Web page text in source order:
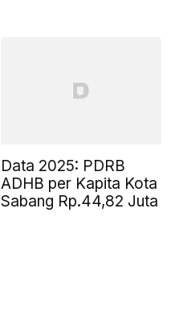
Data 2025: PDRB
ADHB per Kapita Kota
Sabang Rp.44,82 Juta